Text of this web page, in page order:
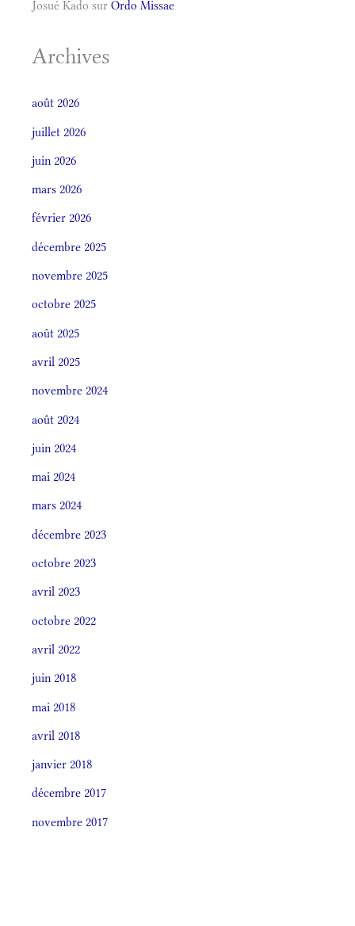
Josué Kado sur Ordo Missae
Archives
août 2026
juillet 2026
juin 2026
mars 2026
février 2026
décembre 2025
novembre 2025
octobre 2025
août 2025
avril 2025
novembre 2024
août 2024
juin 2024
mai 2024
mars 2024
décembre 2023
octobre 2023
avril 2023
octobre 2022
avril 2022
juin 2018
mai 2018
avril 2018
janvier 2018
décembre 2017
novembre 2017